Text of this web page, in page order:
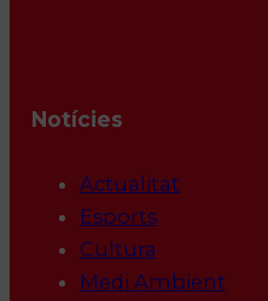
Notícies
Actualitat
Esports
Cultura
Medi Ambient